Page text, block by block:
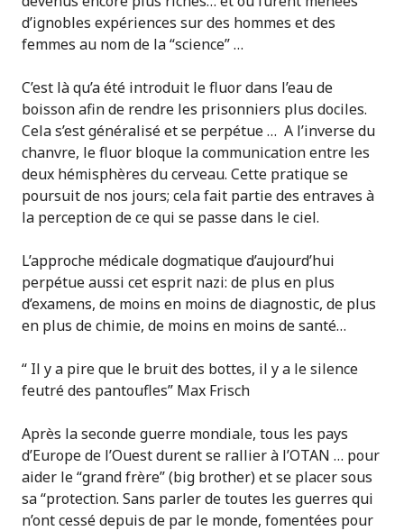
d’ignobles expériences sur des hommes et des
femmes au nom de la “science” …
C’est là qu’a été introduit le fluor dans l’eau de
boisson afin de rendre les prisonniers plus dociles.
Cela s’est généralisé et se perpétue … A l’inverse du
chanvre, le fluor bloque la communication entre les
deux hémisphères du cerveau. Cette pratique se
poursuit de nos jours; cela fait partie des entraves à
la perception de ce qui se passe dans le ciel.
L’approche médicale dogmatique d’aujourd’hui
perpétue aussi cet esprit nazi: de plus en plus
d’examens, de moins en moins de diagnostic, de plus
en plus de chimie, de moins en moins de santé…
“ Il y a pire que le bruit des bottes, il y a le silence
feutré des pantoufles” Max Frisch
Après la seconde guerre mondiale, tous les pays
d’Europe de l’Ouest durent se rallier à l’OTAN … pour
aider le “grand frère” (big brother) et se placer sous
sa “protection. Sans parler de toutes les guerres qui
n’ont cessé depuis de par le monde, fomentées pour